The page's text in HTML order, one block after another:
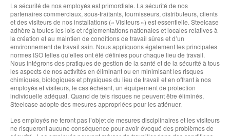
La sécurité de nos employés est primordiale. La sécurité de nos
partenaires commerciaux, sous-traitants, fournisseurs, distributeurs, clients
et des visiteurs de nos installations (« Visiteurs ») est essentielle. Steelcase
adhère à toutes les lois et réglementations nationales et locales relatives à
la création et au maintien de conditions de travail sûres et d’un
environnement de travail sain. Nous appliquons également les principales
normes ISO telles qu’elles ont été définies pour chaque lieu de travail.
Nous intégrons des pratiques de gestion de la santé et de la sécurité à tous
les aspects de nos activités en éliminant ou en minimisant les risques
chimiques, biologiques et physiques du lieu de travail et en offrant à nos
employés et visiteurs, le cas échéant, un équipement de protection
individuelle adéquat. Quand de tels risques ne peuvent être éliminés,
Steelcase adopte des mesures appropriées pour les atténuer.
Les employés ne feront pas l’objet de mesures disciplinaires et les visiteurs
ne risqueront aucune conséquence pour avoir évoqué des problèmes de